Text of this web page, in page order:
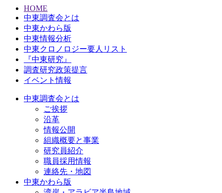
HOME
中東調査会とは
中東かわら版
中東情報分析
中東クロノロジー要人リスト
『中東研究』
調査研究政策提言
イベント情報
中東調査会とは
ご挨拶
沿革
情報公開
組織概要と事業
研究員紹介
職員採用情報
連絡先・地図
中東かわら版